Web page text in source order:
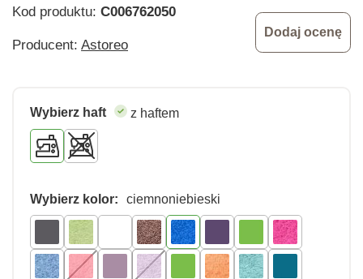
Kod produktu: C006762050
Producent: Astoreo
Dodaj ocenę
Wybierz haft z haftem
Wybierz kolor: ciemnoniebieski